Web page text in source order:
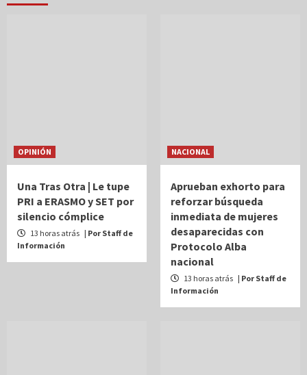
OPINIÓN
Una Tras Otra | Le tupe
PRI a ERASMO y SET por
silencio cómplice
13 horas atrás | Por Staff de
Información
NACIONAL
Aprueban exhorto para
reforzar búsqueda
inmediata de mujeres
desaparecidas con
Protocolo Alba
nacional
13 horas atrás | Por Staff de
Información